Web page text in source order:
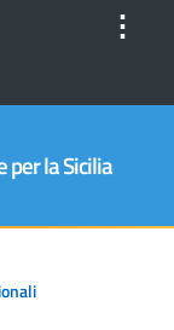
⋮
per la Sicilia